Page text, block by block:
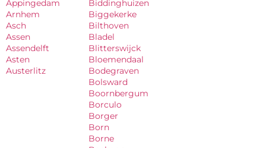
Appingedam
Arnhem
Asch
Assen
Assendelft
Asten
Austerlitz
Biddinghuizen
Biggekerke
Bilthoven
Bladel
Blitterswijck
Bloemendaal
Bodegraven
Bolsward
Boornbergum
Borculo
Borger
Born
Borne